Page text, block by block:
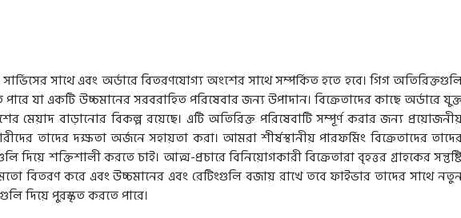
সাথে এবং অর্ডারে বিতরণযোগ্য অংশের সাথে সম্পর্কিত হতে হবে। গিগ
যা একটি উচ্চমানের সরবরাহিত পরিষেবার জন্য উপাদান। বিক্রেতাদের কাছে অর্ডারে
মেয়াদ বাড়ানোর বিকল্প রয়েছে। এটি অতিরিক্ত পরিষেবাটি সম্পূর্ণ করার জন্য
তাদের দক্ষতা অর্জনে সহায়তা করা। আমরা শীর্ষস্থানীয় পারফর্মিং বিক্রেতাদের
শক্তিশালী করতে চাই। আত্ম-প্রচারে বিনিয়োগকারী বিক্রেতারা বৃহত্তর গ্রাহকের
বিতরণ করে এবং উচ্চমানের এবং রেটিংগুলি বজায় রাখে তবে ফাইভার তাদের সাথে
দিয়ে পুরস্কৃত করতে পারে।